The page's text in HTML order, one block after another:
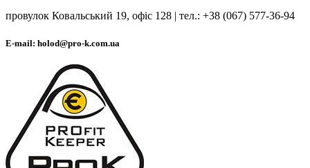
провулок Ковальський 19, офіс 128 | тел.: +38 (067) 577-36-94
E-mail: holod@pro-k.com.ua